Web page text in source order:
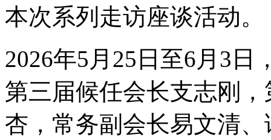
本次系列走访座谈活动。
2026年5月25日至6月3
第三届候任会长支志刚
杏，常务副会长易文清